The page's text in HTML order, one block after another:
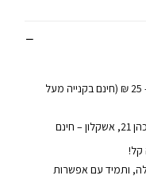
📦 משלוחים מהירים עד הבית – 25 ₪ (חינם בקנייה מעל
קל!
ותמיד עם אפשרות